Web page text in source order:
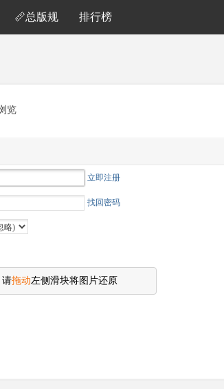
📏总版规 排行榜
览
立即注册
找回密码
请拖动左侧滑块将图片还原